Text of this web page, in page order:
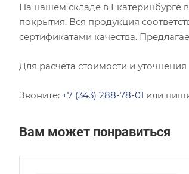
На нашем складе в Екатеринбурге
покрытия. Вся продукция
сертификатами качества.
Для расчёта стоимости и
Звоните: +7 (343) 288-78-01 или
Вам может понравиться